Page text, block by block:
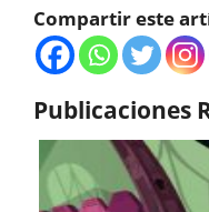
Compartir este
Publicaciones